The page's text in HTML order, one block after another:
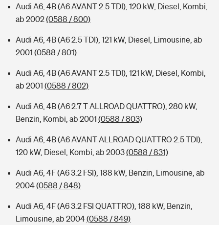
Audi A6, 4B (A6 AVANT 2.5 TDI), 120 kW, Diesel, Kombi,
ab 2002(0588 / 800)
Audi A6, 4B (A6 2.5 TDI), 121 kW, Diesel, Limousine, ab
2001 (0588 / 801)
Audi A6, 4B (A6 AVANT 2.5 TDI), 121 kW, Diesel, Kombi,
ab 2001 (0588 / 802)
Audi A6, 4B (A6 2.7 T ALLROAD QUATTRO), 280 kW,
Benzin, Kombi, ab 2001 (0588 / 803)
Audi A6, 4B (A6 AVANT ALLROAD QUATTRO 2.5 TDI),
120 kW, Diesel, Kombi, ab 2003(0588 / 831)
Audi A6, 4F (A6 3.2 FSI), 188 kW, Benzin, Limousine, ab
2004(0588 / 848)
Audi A6, 4F (A6 3.2 FSI QUATTRO), 188 kW, Benzin,
Limousine, ab 2004(0588 / 849)